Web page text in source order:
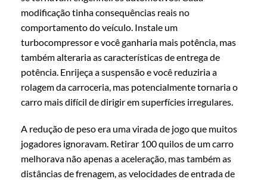
modificação tinha consequências reais no
comportamento do veículo. Instale um
turbocompressor e você ganharia mais potência, mas
também alteraria as características de entrega de
potência. Enrijeça a suspensão e você reduziria a
rolagem da carroceria, mas potencialmente tornaria o
carro mais difícil de dirigir em superfícies irregulares.
A redução de peso era uma virada de jogo que muitos
jogadores ignoravam. Retirar 100 quilos de um carro
melhorava não apenas a aceleração, mas também as
distâncias de frenagem, as velocidades de entrada de